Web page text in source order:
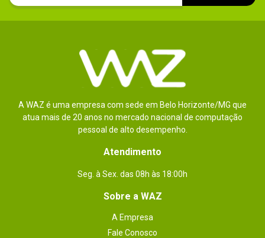
A WAZ é uma empresa com sede em Belo Horizonte/MG que
atua mais de 20 anos no mercado nacional de computação
pessoal de alto desempenho.
Atendimento
Seg. à Sex. das 08h às 18:00h
Sobre a WAZ
A Empresa
Fale Conosco